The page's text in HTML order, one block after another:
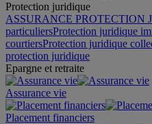
Protection juridique
ASSURANCE PROTECTION
particuliersProtection juridique
courtiersProtection juridique
protection juridique
Epargne et retraite
Assurance vie
Placement financiers